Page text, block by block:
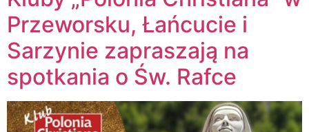
Przeworsku, Łańcucie i
Sarzynie zapraszają na
spotkania o Św. Rafce